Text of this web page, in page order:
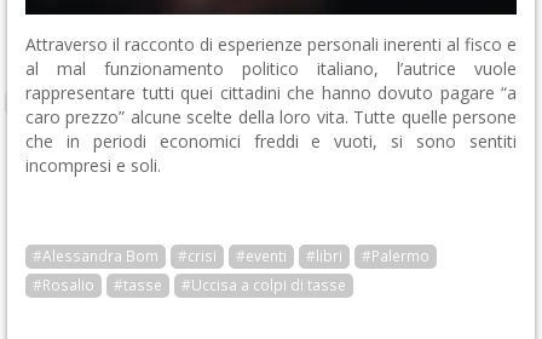
Attraverso il racconto di esperienze personali inerenti al fisco e
al mal funzionamento politico italiano, l’autrice vuole
rappresentare tutti quei cittadini che hanno dovuto pagare “a
caro prezzo” alcune scelte della loro vita. Tutte quelle persone
che in periodi economici freddi e vuoti, si sono sentiti
incompresi e soli.
#Alessandra Bom #crisi #eventi #libri
#Palermo
#Rosalio
#tasse #Uccisa a colpi di tasse